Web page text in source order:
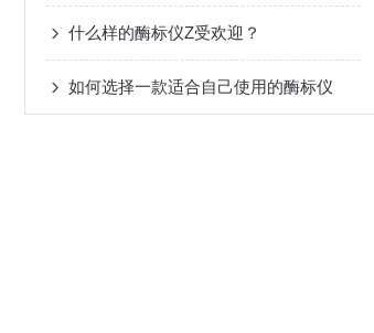
什么样的酶标仪Z受欢迎？
如何选择一款适合自己使用的酶标仪